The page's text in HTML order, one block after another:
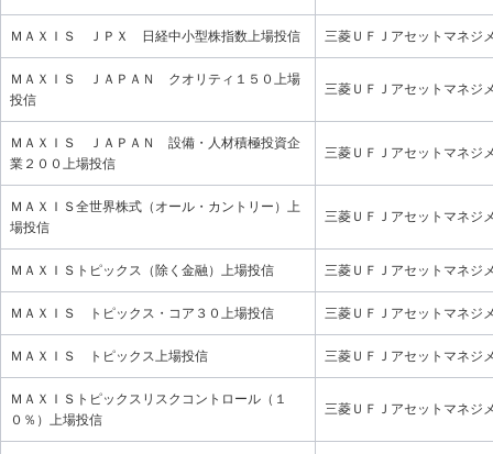
ＭＡＸＩＳ ＪＰＸ 日経中小型株指数上場投信 三菱ＵＦＪアセットマネジ
ＭＡＸＩＳ ＪＡＰＡＮ クオリティ１５０上場
投信
三菱ＵＦＪアセットマネジ
ＭＡＸＩＳ ＪＡＰＡＮ 設備・人材積極投資企
業２００上場投信
三菱ＵＦＪアセットマネジ
ＭＡＸＩＳ全世界株式（オール・カントリー）上
場投信
三菱ＵＦＪアセットマネジ
ＭＡＸＩＳトピックス（除く金融）上場投信 三菱ＵＦＪアセットマネジ
ＭＡＸＩＳ トピックス・コア３０上場投信 三菱ＵＦＪアセットマネジ
ＭＡＸＩＳ トピックス上場投信 三菱ＵＦＪアセットマネジ
ＭＡＸＩＳトピックスリスクコントロール（１
０％）上場投信
三菱ＵＦＪアセットマネジ